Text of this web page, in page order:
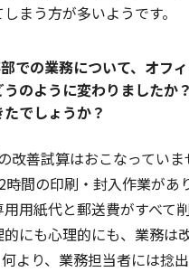
まう方が多いようです。
での業務について、オフ
のように変わりましたか
でしょうか？
改善試算はおこなってい
時間の印刷・封入作業があ
用紙代と郵送費がすべて
にも心理的にも、業務は
より、業務担当者には捻